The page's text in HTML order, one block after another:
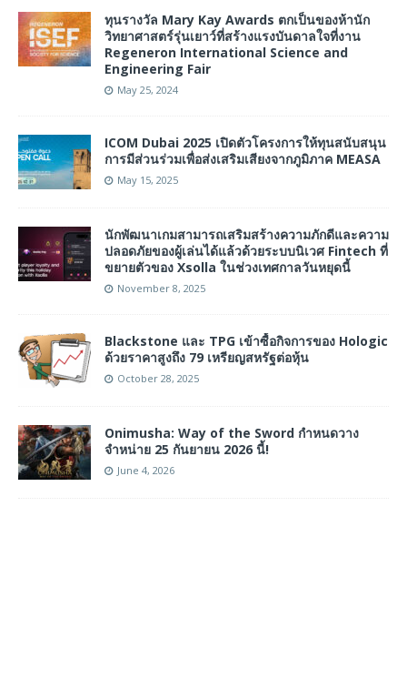
ทุนรางวัล Mary Kay Awards ตกเป็นของห้านัก
วิทยาศาสตร์รุ่นเยาว์ที่สร้างแรงบันดาลใจที่งาน
Regeneron International Science and
Engineering Fair
May 25, 2024
ICOM Dubai 2025 เปิดตัวโครงการให้ทุนสนับสนุน
การมีส่วนร่วมเพื่อส่งเสริมเสียงจากภูมิภาค MEASA
May 15, 2025
นักพัฒนาเกมสามารถเสริมสร้างความภักดีและความ
ปลอดภัยของผู้เล่นได้แล้วด้วยระบบนิเวศ Fintech ที่
ขยายตัวของ Xsolla ในช่วงเทศกาลวันหยุดนี้
November 8, 2025
Blackstone และ TPG เข้าซื้อกิจการของ Hologic
ด้วยราคาสูงถึง 79 เหรียญสหรัฐต่อหุ้น
October 28, 2025
Onimusha: Way of the Sword กำหนดวาง
จำหน่าย 25 กันยายน 2026 นี้!
June 4, 2026